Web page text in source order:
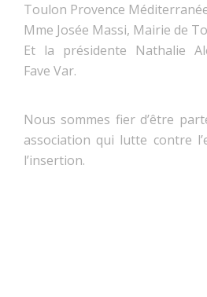
Toulon Provence
Mme Josée Massi, Mairie de
Et la présidente Nathalie
Fave Var.
Nous sommes fier d’être
association qui lutte contre
l’insertion.